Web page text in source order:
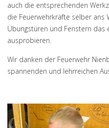
auch die entsprechenden
die Feuerwehrkräfte selber ans
Übungstüren und Fenstern das
ausprobieren.
Wir danken der Feuerwehr
spannenden und lehrreichen